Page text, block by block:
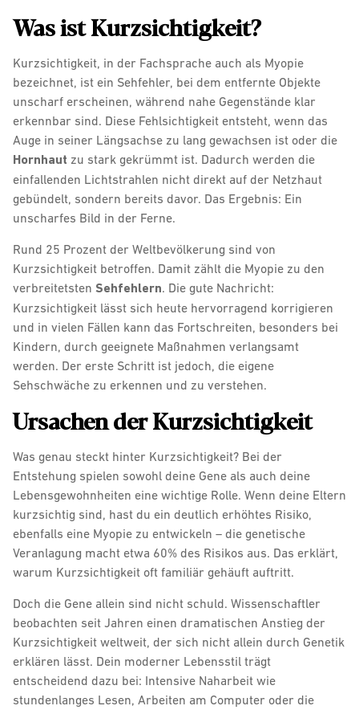
Was ist Kurzsichtigkeit?
Kurzsichtigkeit, in der Fachsprache auch als Myopie
bezeichnet, ist ein Sehfehler, bei dem entfernte Objekte
unscharf erscheinen, während nahe Gegenstände klar
erkennbar sind. Diese Fehlsichtigkeit entsteht, wenn das
Auge in seiner Längsachse zu lang gewachsen ist oder die
Hornhaut zu stark gekrümmt ist. Dadurch werden die
einfallenden Lichtstrahlen nicht direkt auf der Netzhaut
gebündelt, sondern bereits davor. Das Ergebnis: Ein
unscharfes Bild in der Ferne.
Rund 25 Prozent der Weltbevölkerung sind von
Kurzsichtigkeit betroffen. Damit zählt die Myopie zu den
verbreitetsten Sehfehlern. Die gute Nachricht:
Kurzsichtigkeit lässt sich heute hervorragend korrigieren
und in vielen Fällen kann das Fortschreiten, besonders bei
Kindern, durch geeignete Maßnahmen verlangsamt
werden. Der erste Schritt ist jedoch, die eigene
Sehschwäche zu erkennen und zu verstehen.
Ursachen der Kurzsichtigkeit
Was genau steckt hinter Kurzsichtigkeit? Bei der
Entstehung spielen sowohl deine Gene als auch deine
Lebensgewohnheiten eine wichtige Rolle. Wenn deine Eltern
kurzsichtig sind, hast du ein deutlich erhöhtes Risiko,
ebenfalls eine Myopie zu entwickeln – die genetische
Veranlagung macht etwa 60% des Risikos aus. Das erklärt,
warum Kurzsichtigkeit oft familiär gehäuft auftritt.
Doch die Gene allein sind nicht schuld. Wissenschaftler
beobachten seit Jahren einen dramatischen Anstieg der
Kurzsichtigkeit weltweit, der sich nicht allein durch Genetik
erklären lässt. Dein moderner Lebensstil trägt
entscheidend dazu bei: Intensive Naharbeit wie
stundenlanges Lesen, Arbeiten am Computer oder die